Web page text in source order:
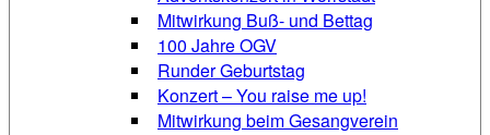
Mitwirkung Buß- und Bettag
100 Jahre OGV
Runder Geburtstag
Konzert – You raise me up!
Mitwirkung beim Gesangverein